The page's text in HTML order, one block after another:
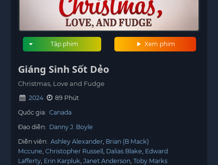
Xem phim
Tập phim
Giáng Sinh Sốt Dẻo
Christmas, Love and Fudge
2024
89 Phút
Quốc gia: Canada
Đạo diễn: Danny J. Boyle
Diễn viên: Ashley Alexander Brian (B Mack)
Mccune Christopher Russell Dalias Blake Edward
Lafferty Erin Karpluk Janet Anderson Toby Marks